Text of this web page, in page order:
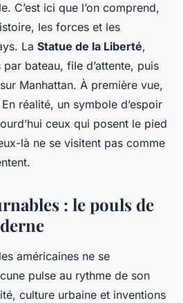
C’est ici que l’on comprend,
les forces et les
La Statue de la Liberté,
bateau, file d’attente, puis
Manhattan. À première vue,
réalité, un symbole d’espoir
ceux qui posent le pied
là ne se visitent pas comme
: le pouls de
américaines ne se
pulse au rythme de son
culture urbaine et inventions